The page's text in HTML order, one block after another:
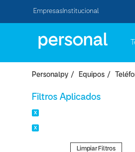
Empresas Institucional
Personalpy Equipos
Filtros Aplicados
Limpiar Filtros